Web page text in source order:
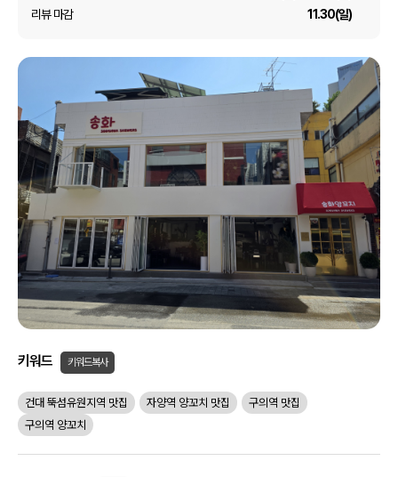
리뷰 마감
11.30(일)
키워드 키워드복사
건대 뚝섬유원지역 맛집 자양역 양꼬치 맛집
구의역 맛집
구의역 양꼬치